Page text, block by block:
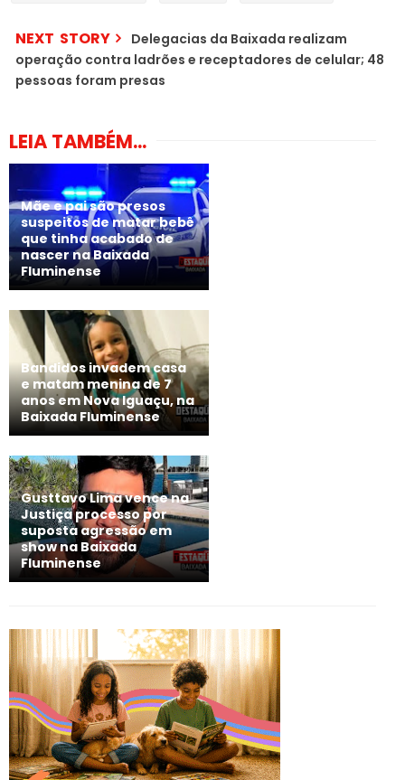
NEXT STORY
Delegacias da Baixada realizam
operação contra ladrões e receptadores de celular; 48
pessoas foram presas
LEIA TAMBÉM...
Mãe e pai são presos
suspeitos de matar bebê
que tinha acabado de
nascer na Baixada
Fluminense
Bandidos invadem casa
e matam menina de 7
anos em Nova Iguaçu, na
Baixada Fluminense
Gusttavo Lima vence na
Justiça processo por
suposta agressão em
show na Baixada
Fluminense